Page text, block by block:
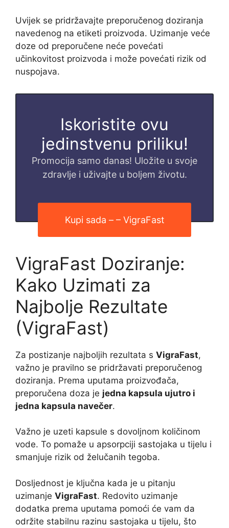
Uvijek se pridržavajte preporučenog doziranja
navedenog na etiketi proizvoda. Uzimanje veće
doze od preporučene neće povećati
učinkovitost proizvoda i može povećati rizik od
nuspojava.
Iskoristite ovu
jedinstvenu priliku!
Promocija samo danas! Uložite u svoje
zdravlje i uživajte u boljem životu.
Kupi sada – – VigraFast
VigraFast Doziranje:
Kako Uzimati za
Najbolje Rezultate
(VigraFast)
Za postizanje najboljih rezultata s VigraFast,
važno je pravilno se pridržavati preporučenog
doziranja. Prema uputama proizvođača,
preporučena doza je jedna kapsula ujutro i
jedna kapsula navečer.
Važno je uzeti kapsule s dovoljnom količinom
vode. To pomaže u apsorpciji sastojaka u tijelu i
smanjuje rizik od želučanih tegoba.
Dosljednost je ključna kada je u pitanju
uzimanje VigraFast. Redovito uzimanje
dodatka prema uputama pomoći će vam da
održite stabilnu razinu sastojaka u tijelu, što